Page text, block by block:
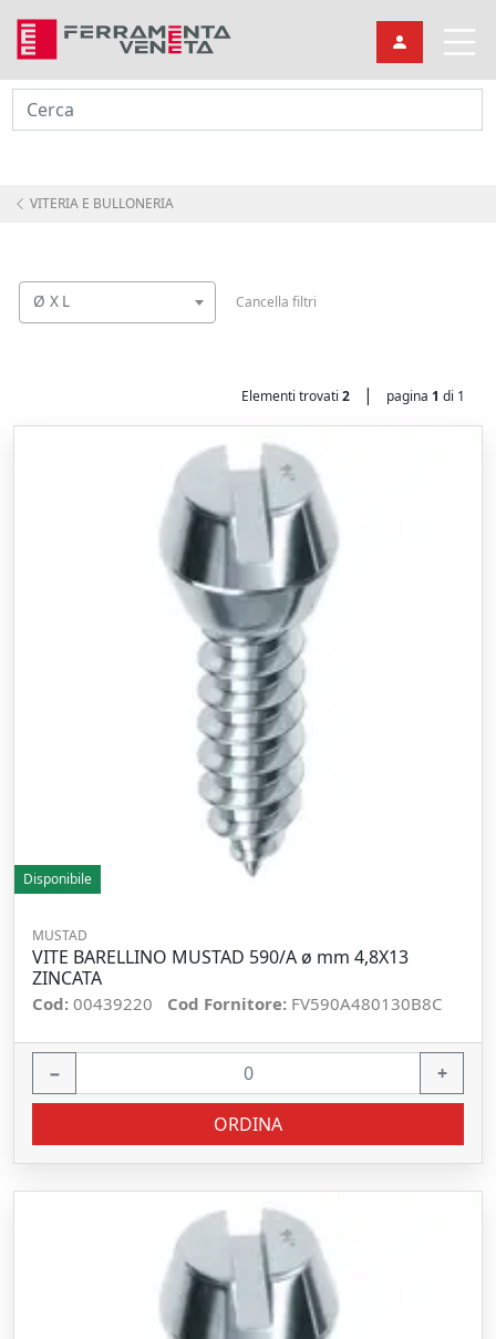
Cerca
VITERIA E BULLONERIA
Ø X L Cancella filtri
Elementi trovati 2 | pagina 1 di 1
Disponibile
MUSTAD
VITE BARELLINO MUSTAD 590/A ø mm 4,8X13
ZINCATA
Cod: 00439220 Cod Fornitore: FV590A480130B8C
− +
ORDINA